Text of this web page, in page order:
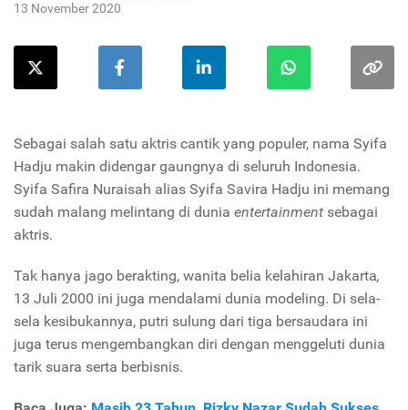
13 November 2020
Sebagai salah satu aktris cantik yang populer, nama Syifa
Hadju makin didengar gaungnya di seluruh Indonesia.
Syifa Safira Nuraisah alias Syifa Savira Hadju ini memang
sudah malang melintang di dunia entertainment sebagai
aktris.
Tak hanya jago berakting, wanita belia kelahiran Jakarta,
13 Juli 2000 ini juga mendalami dunia modeling. Di sela-
sela kesibukannya, putri sulung dari tiga bersaudara ini
juga terus mengembangkan diri dengan menggeluti dunia
tarik suara serta berbisnis.